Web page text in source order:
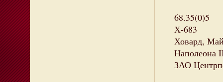
68.35(0)5
Х-683
Ховард,
Наполеона
ЗАО